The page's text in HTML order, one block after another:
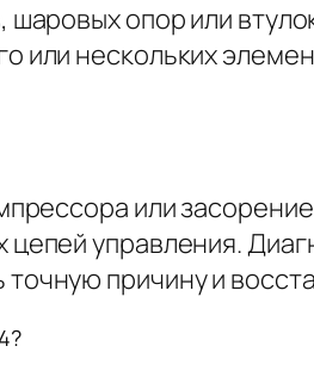
опор или
или нескольких
или
управления.
причину и